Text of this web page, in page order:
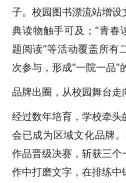
子。校园图书漂流站增
典读物触手可及；“青春
题阅读”等活动覆盖所有
次参与，形成“一院一品”
品牌出圈，从校园舞台走
经过数年培育，学校牵
会已成为区域文化品牌
作品晋级决赛，斩获三个
作中打磨文字，在排练中